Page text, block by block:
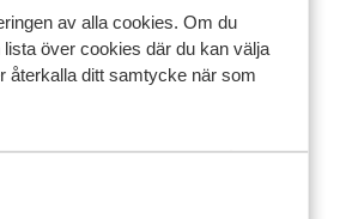
av alla cookies. Om du
över cookies där du kan välja
återkalla ditt samtycke när som
19 juli 2025
beliggenhed, i
beliggenhed, i